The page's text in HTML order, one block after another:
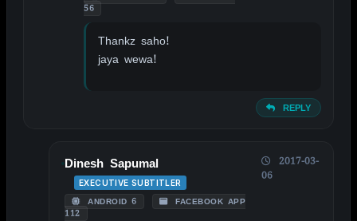
56
Thankz saho!
jaya wewa!
REPLY
Dinesh Sapumal
EXECUTIVE SUBTITLER
ANDROID 6
FACEBOOK APP
112
2017-03-
06